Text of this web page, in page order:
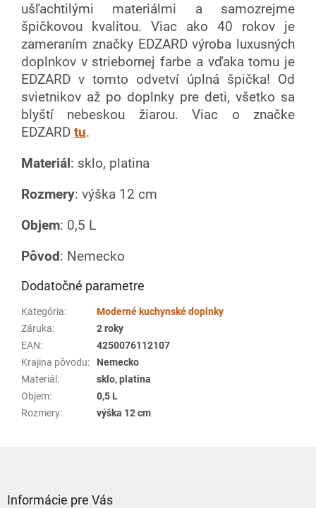
ušľachtilými materiálmi a samozrejme
špičkovou kvalitou. Viac ako 40 rokov je
zameraním značky EDZARD výroba luxusných
doplnkov v striebornej farbe a vďaka tomu je
EDZARD v tomto odvetví úplná špička! Od
svietnikov až po doplnky pre deti, všetko sa
blyští nebeskou žiarou. Viac o značke
EDZARD tu.
Materiál: sklo, platina
Rozmery: výška 12 cm
Objem: 0,5 L
Pôvod: Nemecko
Dodatočné parametre
Kategória:
Moderné kuchynské doplnky
Záruka:
2 roky
EAN:
4250076112107
Krajina pôvodu:
Nemecko
Materiál:
sklo, platina
Objem:
0,5 L
Rozmery: výška 12 cm
Informácie pre Vás